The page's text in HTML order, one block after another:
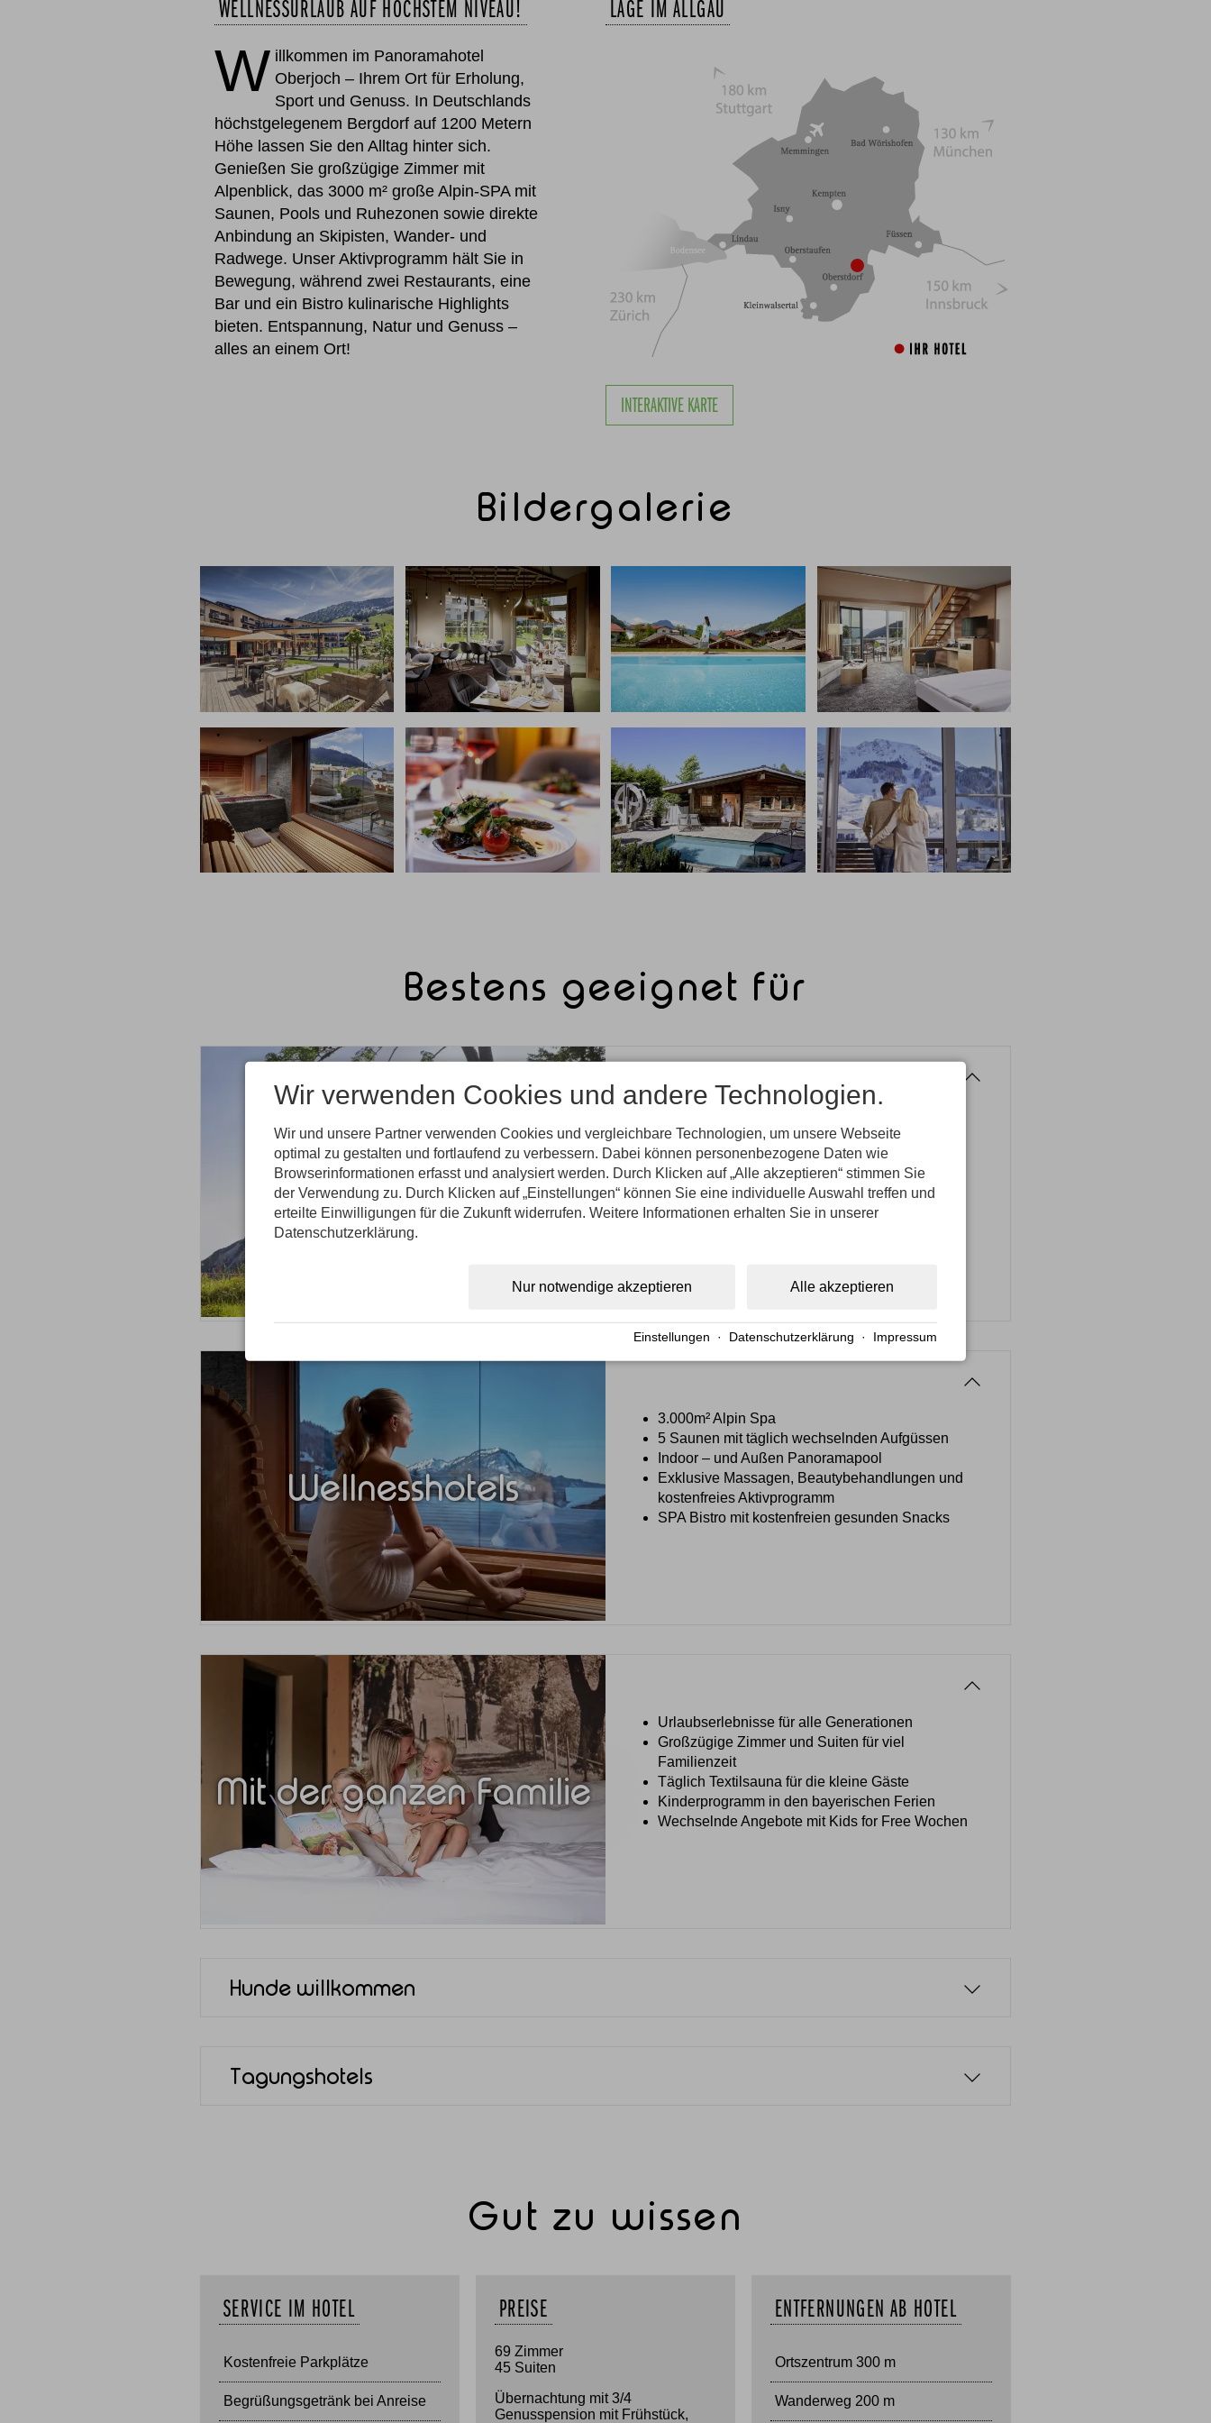
WELLNESSURLAUB AUF HÖCHSTEM NIVEAU!
W illkommen im Panoramahotel
Oberjoch – Ihrem Ort für Erholung,
Sport und Genuss. In Deutschlands
höchstgelegenem Bergdorf auf 1200 Metern
Höhe lassen Sie den Alltag hinter sich.
Genießen Sie großzügige Zimmer mit
Alpenblick, das 3000 m² große Alpin-SPA mit
Saunen, Pools und Ruhezonen sowie direkte
Anbindung an Skipisten, Wander- und
Radwege. Unser Aktivprogramm hält Sie in
Bewegung, während zwei Restaurants, eine
Bar und ein Bistro kulinarische Highlights
bieten. Entspannung, Natur und Genuss –
alles an einem Ort!
LAGE IM ALLGÄU
INTERAKTIVE KARTE
Bildergalerie
Bestens geeignet für
Naturgenuss
Spektakuläre Bergkulisse auf 1.200 m Höhe.
Wandern, Radfahren, Skifahren und Langlaufen
direkt ab Hotel.
Panoramablick aus jedem Zimmer.
Alpin-SPA mit Blick auf die Bergwelt.
Wellnesshotels
3.000m² Alpin Spa
5 Saunen mit täglich wechselnden Aufgüssen
Indoor – und Außen Panoramapool
Exklusive Massagen, Beautybehandlungen und
kostenfreies Aktivprogramm
SPA Bistro mit kostenfreien gesunden Snacks
Mit der ganzen Familie
Urlaubserlebnisse für alle Generationen
Großzügige Zimmer und Suiten für viel
Familienzeit
Täglich Textilsauna für die kleine Gäste
Kinderprogramm in den bayerischen Ferien
Wechselnde Angebote mit Kids for Free Wochen
Hunde willkommen
Tagungshotels
Gut zu wissen
SERVICE IM HOTEL
Kostenfreie Parkplätze
Begrüßungsgetränk bei Anreise
PREISE
69 Zimmer
45 Suiten
Übernachtung mit 3/4
Genusspension mit Frühstück,
ENTFERNUNGEN AB HOTEL
Ortszentrum 300 m
Wanderweg 200 m
Wir verwenden Cookies und andere Technologien.
Wir und unsere Partner verwenden Cookies und vergleichbare Technologien, um unsere Webseite
optimal zu gestalten und fortlaufend zu verbessern. Dabei können personenbezogene Daten wie
Browserinformationen erfasst und analysiert werden. Durch Klicken auf „Alle akzeptieren“ stimmen Sie
der Verwendung zu. Durch Klicken auf „Einstellungen“ können Sie eine individuelle Auswahl treffen und
erteilte Einwilligungen für die Zukunft widerrufen. Weitere Informationen erhalten Sie in unserer
Datenschutzerklärung.
Alle akzeptieren
Nur notwendige akzeptieren
Einstellungen · Datenschutzerklärung · Impressum